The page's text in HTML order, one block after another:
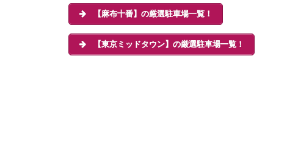
【麻布十番】の厳選駐車場一覧！
【東京ミッドタウン】の厳選駐車場一覧！